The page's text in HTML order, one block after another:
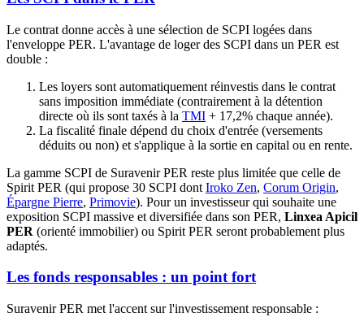
Le contrat donne accès à une sélection de SCPI logées dans
l'enveloppe PER. L'avantage de loger des SCPI dans un PER est
double :
Les loyers sont automatiquement réinvestis dans le contrat
sans imposition immédiate (contrairement à la détention
directe où ils sont taxés à la TMI + 17,2% chaque année).
La fiscalité finale dépend du choix d'entrée (versements
déduits ou non) et s'applique à la sortie en capital ou en rente.
La gamme SCPI de Suravenir PER reste plus limitée que celle de
Spirit PER (qui propose 30 SCPI dont Iroko Zen, Corum Origin,
Épargne Pierre, Primovie). Pour un investisseur qui souhaite une
exposition SCPI massive et diversifiée dans son PER, Linxea Apicil
PER (orienté immobilier) ou Spirit PER seront probablement plus
adaptés.
Les fonds responsables : un point fort
Suravenir PER met l'accent sur l'investissement responsable :